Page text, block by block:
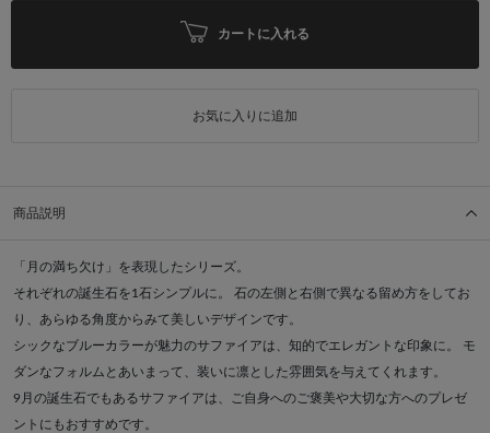
カートに入れる
お気に入りに追加
商品説明
「月の満ち欠け」を表現したシリーズ。
それぞれの誕生石を1石シンプルに。 石の左側と右側で異なる留め方をしてお
り、あらゆる角度からみて美しいデザインです。
シックなブルーカラーが魅力のサファイアは、知的でエレガントな印象に。 モ
ダンなフォルムとあいまって、装いに凛とした雰囲気を与えてくれます。
9月の誕生石でもあるサファイアは、ご自身へのご褒美や大切な方へのプレゼ
ントにもおすすめです。